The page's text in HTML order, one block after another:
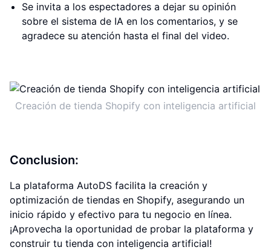
Se invita a los espectadores a dejar su opinión
sobre el sistema de IA en los comentarios, y se
agradece su atención hasta el final del video.
Creación de tienda Shopify con inteligencia artificial
Conclusion:
La plataforma AutoDS facilita la creación y
optimización de tiendas en Shopify, asegurando un
inicio rápido y efectivo para tu negocio en línea.
¡Aprovecha la oportunidad de probar la plataforma y
construir tu tienda con inteligencia artificial!